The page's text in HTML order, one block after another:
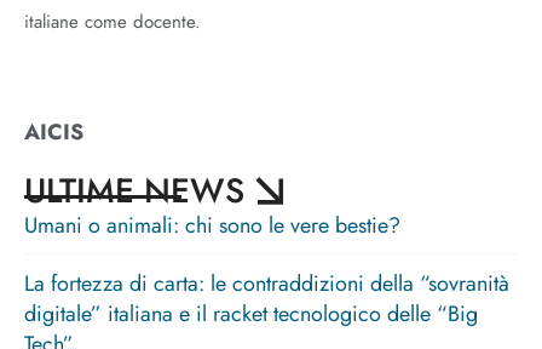
italiane come docente.
AICIS
ULTIME NEWS
Umani o animali: chi sono le vere bestie?
La fortezza di carta: le contraddizioni della “sovranità
digitale” italiana e il racket tecnologico delle “Big